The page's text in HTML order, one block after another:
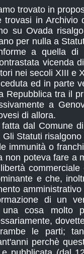
trovato in
in Archivio
su Ovada
per nulla a
a quella di
vicenda
nei secoli XIII e
ed in parte
Repubblica tra il
a
di allora.
dal Comune
Gli Statuti
immunità o
non poteva fare a
e che,
di un
cosa molto
le parti;
perchè